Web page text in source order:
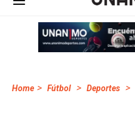
Home > Fútbol > Deportes >